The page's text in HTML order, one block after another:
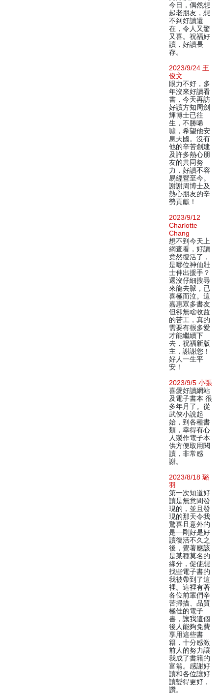
今日，偶然想
起老朋友，想
不到好讀還
在，令人又驚
又喜。祝福好
讀，好讀長
存。
2023/9/24 王
俊文
眼力不好，多
年沒來好讀看
書，今天再訪
好讀方知周劍
輝博士已往
生，不勝唏
噓，希望他安
息天國。沒有
他的辛苦創建
及許多熱心朋
友的共同努
力，好讀不容
易經營至今。
謝謝周博士及
熱心朋友的辛
勞貢獻！
2023/9/12
Charlotte
Chang
想不到今天上
網查看，好讀
竟然復活了，
是哪位神仙壯
士伸出援手？
還沒仔細搜尋
來龍去脈，已
喜極而泣。這
嘉惠眾多書友
但卻無啥收益
的苦工，真的
需要有很多愛
才能繼續下
去，祝福新版
主，謝謝您！
好人一生平
安！
2023/9/5 小張
喜愛好讀網站
及電子書本 很
多年月了。從
武俠小說起
始，到各種書
類，幸得有心
人製作電子本
供方便取用閱
讀，非常感
謝。
2023/8/18 璐
羽
第一次知道好
讀是無意間發
現的，並且發
現的那天令我
驚喜且意外的
是—剛好是好
讀復活不久之
後，覺著應該
是某種莫名的
緣分，促使想
找些電子書的
我被帶到了這
裡。這裡有著
各位前輩們辛
苦掃描、品質
極佳的電子
書，讓我這個
後人能夠免費
享用這些書
籍，十分感激
前人的努力讓
我成了書籍的
富翁。感謝好
讀和各位讓好
讀變得更好，
讚。